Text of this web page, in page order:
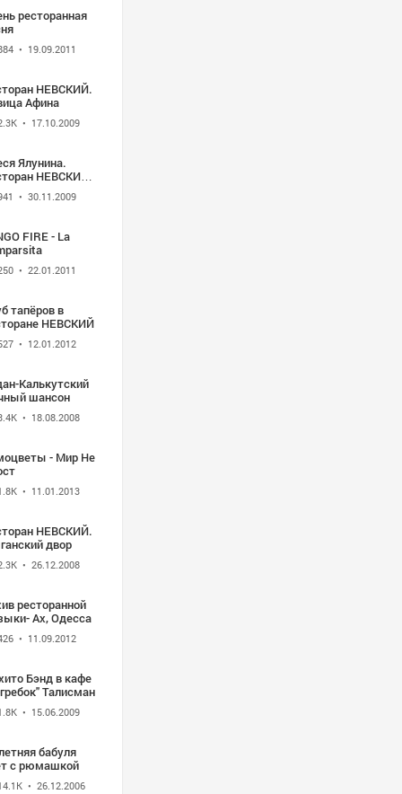
ресторанная
• 19.09.2011
НЕВСКИЙ.
Афина
• 17.10.2009
Ялунина.
НЕВСКИЙ.
• 30.11.2009
FIRE - La
• 22.01.2011
тапёров в
НЕВСКИЙ
• 12.01.2012
Калькутский
шансон
• 18.08.2008
- Мир Не
• 11.01.2013
НЕВСКИЙ.
двор
• 26.12.2008
ресторанной
Ах, Одесса
• 11.09.2012
Бэнд в кафе
Талисман
• 15.06.2009
бабуля
с рюмашкой
• 26.12.2006